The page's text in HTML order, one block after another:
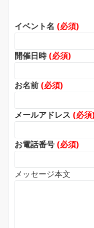
イベント名 (必須)
開催日時 (必須)
お名前 (必須)
メールアドレス (必須)
お電話番号 (必須)
メッセージ本文